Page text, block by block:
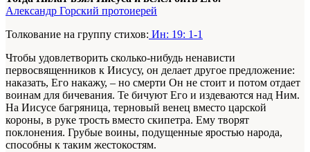
Александр Горский протоиерей
Толкование на группу стихов: Ин: 19: 1-1
Чтобы удовлетворить сколько-нибудь ненависти
первосвященников к Иисусу, он делает другое предложение:
наказать, Его накажу, – но смерти Он не стоит и потом отдает
воинам для бичевания. Те бичуют Его и издеваются над Ним.
На Иисусе багряница, терновый венец вместо царской
короны, в руке трость вместо скипетра. Ему творят
поклонения. Грубые воины, подущенные яростью народа,
способны к таким жестокостям.